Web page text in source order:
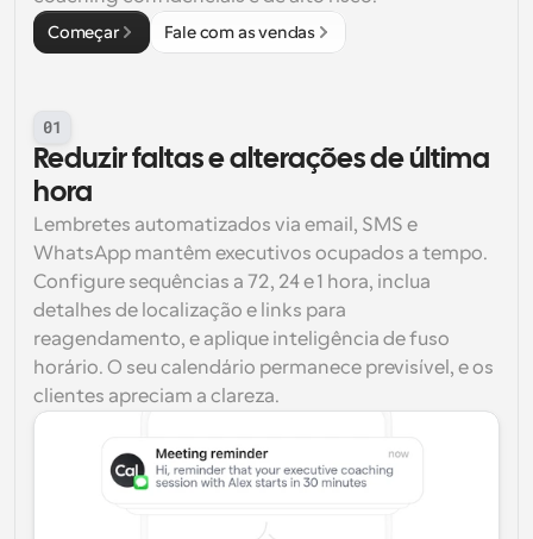
Começar Fale com as vendas
01
Reduzir faltas e alterações de última
hora
Lembretes automatizados via email, SMS e
WhatsApp mantêm executivos ocupados a tempo.
Configure sequências a 72, 24 e 1 hora, inclua
detalhes de localização e links para
reagendamento, e aplique inteligência de fuso
horário. O seu calendário permanece previsível, e os
clientes apreciam a clareza.